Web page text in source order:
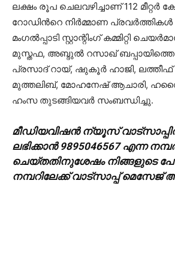
ലക്ഷം രൂപ ചെലവഴിച്ചാണ് 112 മീറ്റർ
റോഡിൻറെ നിർമ്മാണ പ്രവർത്തികൾ
മംഗൽപ്പാടി സ്റ്റാന്റിംഗ് കമ്മിറ്റി
മുസ്തഫ, അബ്ദുൽ റസാഖ്
പ്രസാദ് റായ്, ഷുകൂർ ഹാജി,
മുത്തലിബ്, മോഹനേഷ് ആചാരി,
ഹംസ തുടങ്ങിയവർ സംബന്ധിച്ചു.
മീഡിയവിഷൻ ന്യൂസ്
ലഭിക്കാന്‍ 9895046567 എന്ന
ചെയ്തതിനുശേഷം നിങ്ങളുടെ
നമ്പറിലേക്ക് വാട്സാപ്പ് മെസേജ്